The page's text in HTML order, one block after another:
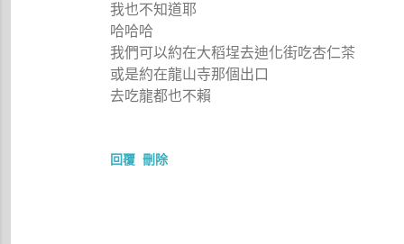
我也不知道耶
哈哈哈
我們可以約在大稻埕去迪化街吃杏仁茶
或是約在龍山寺那個出口
去吃龍都也不賴
回覆 刪除